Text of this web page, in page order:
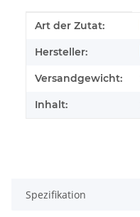
Produkteigenschaft
Wert
Art der Zutat:
Hersteller:
Versandgewicht:
Inhalt:
Spezifikation